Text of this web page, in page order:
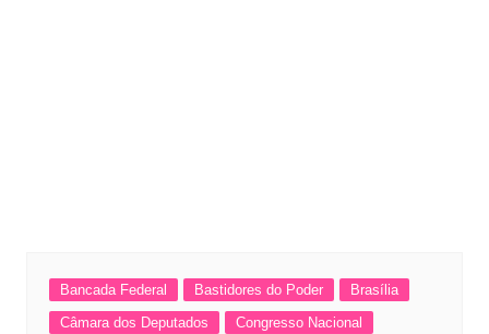
Bancada Federal Bastidores do Poder
Brasília
Câmara dos Deputados
Congresso Nacional